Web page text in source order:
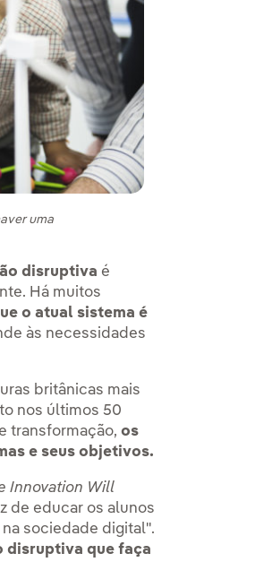
uma
disruptiva é
Há muitos
o atual sistema é
às necessidades
britânicas mais
nos últimos 50
transformação,os
e seus objetivos.
Innovation Will
de educar os alunos
sociedade digital".
disruptiva que faça